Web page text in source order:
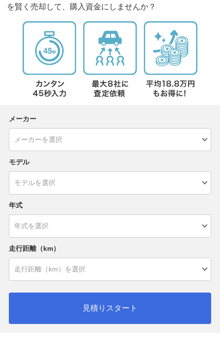
を賢く売却して、購入資金にしませんか？
メーカー
モデル
年式
走行距離（km）
見積りスタート